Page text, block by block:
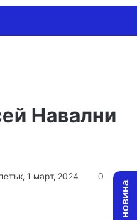
Навални
1 март, 2024 0